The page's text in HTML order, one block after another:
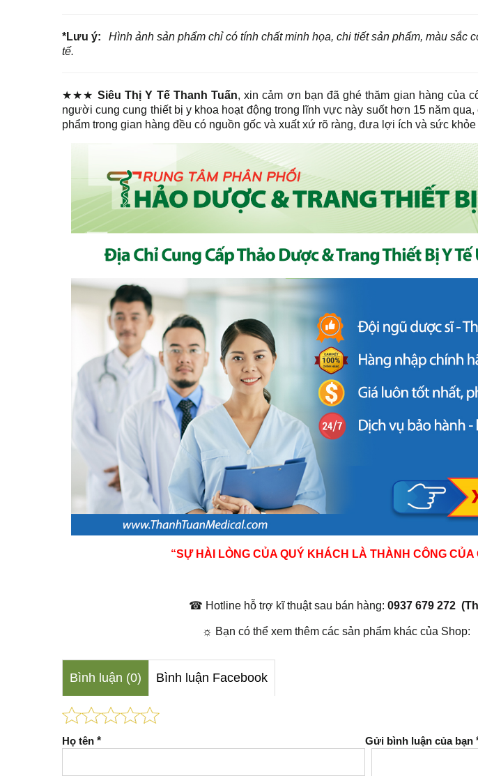
*Lưu ý:
Hình ảnh sản phẩm chỉ có tính chất minh họa, chi tiết sản phẩm, màu sắc
tế.
★★★ Siêu Thị Y Tế Thanh Tuấn, xin cảm ơn bạn đã ghé thăm gian hàng của
người cung cung thiết bị y khoa hoạt động trong lĩnh vực này suốt hơn 15 năm
phẩm trong gian hàng đều có nguồn gốc và xuất xứ rõ ràng, đưa lợi ích và sức
“SỰ HÀI LÒNG CỦA QUÝ KHÁCH LÀ THÀNH CÔNG CỦA
☎ Hotline hỗ trợ kĩ thuật sau bán hàng: 0937 679 272
☼ Bạn có thể xem thêm các sản phẩm khác của Shop:
Bình luận (0) Bình luận Facebook
Họ tên * Gửi bình luận của bạn